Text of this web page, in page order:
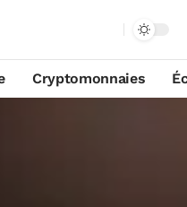
Cryptomonnaies